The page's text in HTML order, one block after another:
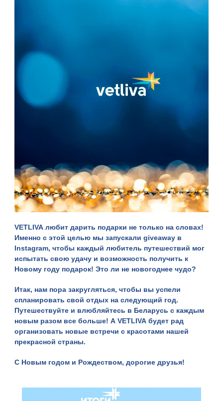
VETLIVA любит дарить подарки не только на словах!
Именно с этой целью мы запускалиgiveaway в
Instagram, чтобы каждый любитель путешествий мог
испытать свою удачу и возможность получить к
Новому году подарок! Это ли не новогоднее чудо?
Итак, нам пора закругляться, чтобы вы успели
спланировать свой отдых на следующий год.
Путешествуйте и влюбляйтесь в Беларусь с каждым
новым разом все больше! АVETLIVA будет рад
организовать новые встречи с красотами нашей
прекрасной страны.
С Новым годом и Рождеством, дорогие друзья!